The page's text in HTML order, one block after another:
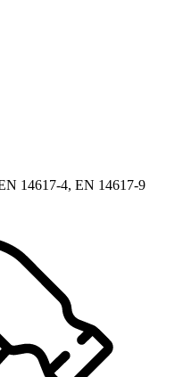
14617-4, EN 14617-9